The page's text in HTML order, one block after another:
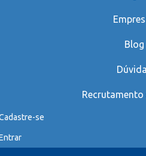
Blog
Recrutamento
se